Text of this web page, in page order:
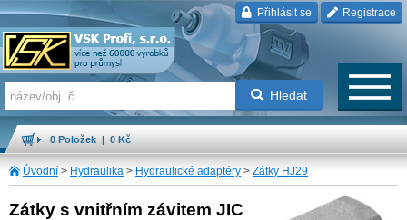
Přihlásit se Registrace
Hledat
0 Položek | 0 Kč
Úvodní > Hydraulika > Hydraulické adaptéry > Zátky HJ29
Zátky s vnitřním závitem JIC